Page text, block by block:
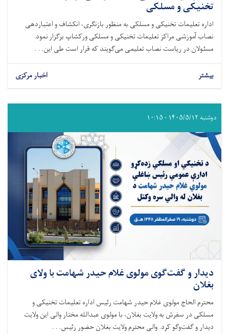
تخنیکی و مسلکی
اداره تعلیمات تخنیکی و مسلکی به منظور بازنگری، انکشاف و اعتباردهی
نصاب آموزشی مراکز تعلیمات تخنیکی و مسلکی ورکشاپ برگزار نمود.
مسئولان در ریاست نصاب تعلیمی می‌گویند که قرار است طی این. . .
بیشتر اخبار مرکزی
دوشنبه ۱۴۰۵/۵/۱۲ - ۱۰:۱۵
دیدار و گفت‌گوی مولوی غلام حیدر شهامت با ولای
بغلان
محترم الحاج مولوی غلام حیدر شهامت رئیس اداره تعلیمات تخنیکی و
مسلکی در سفرش به ولایت بغلان، با مولوی عبدالله مختار والی این ولایت
دیدار و گفت‌وگو کرد. والی محترم ولایت بغلان حضور رئیس. . .